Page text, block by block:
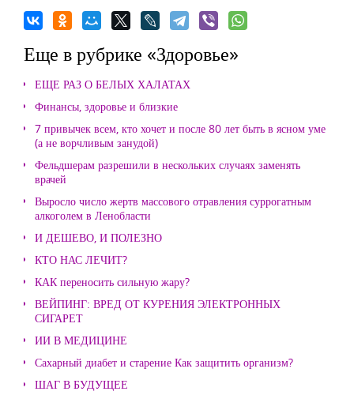
Еще в рубрике «Здоровье»
ЕЩЕ РАЗ О БЕЛЫХ ХАЛАТАХ
Финансы, здоровье и близкие
7 привычек всем, кто хочет и после 80 лет быть в ясном уме
(а не ворчливым занудой)
Фельдшерам разрешили в нескольких случаях заменять
врачей
Выросло число жертв массового отравления суррогатным
алкоголем в Ленобласти
И ДЕШЕВО, И ПОЛЕЗНО
КТО НАС ЛЕЧИТ?
КАК переносить сильную жару?
ВЕЙПИНГ: ВРЕД ОТ КУРЕНИЯ ЭЛЕКТРОННЫХ
СИГАРЕТ
ИИ В МЕДИЦИНЕ
Сахарный диабет и старение Как защитить организм?
ШАГ В БУДУЩЕЕ